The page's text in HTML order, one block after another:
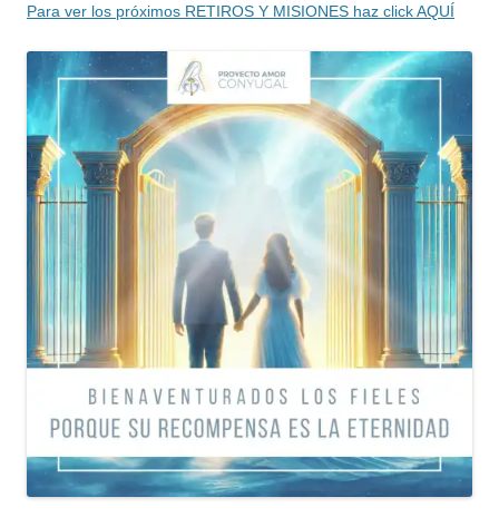
Para ver los próximos RETIROS Y MISIONES haz click AQUÍ